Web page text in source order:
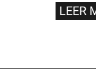
LEER